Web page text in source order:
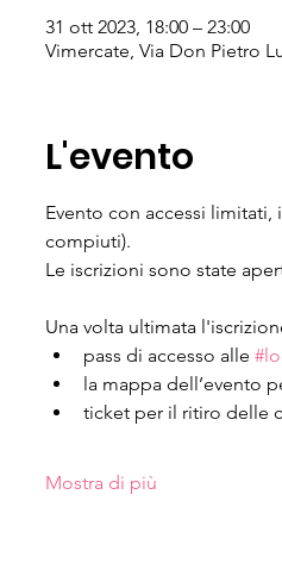
31 ott 2023, 18:00 – 23:00
Vimercate, Via Don Pietro
L'evento
Evento con accessi
compiuti).
Le iscrizioni sono state
Una volta ultimata
pass di accesso alle
la mappa dell’evento
ticket per il ritiro delle
Mostra di più